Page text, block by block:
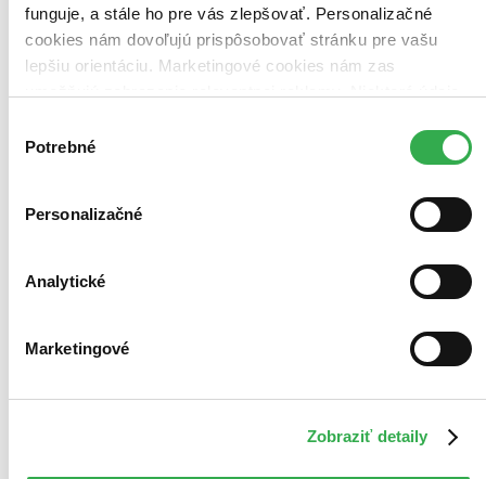
funguje, a stále ho pre vás zlepšovať. Personalizačné
cookies nám dovoľujú prispôsobovať stránku pre vašu
lepšiu orientáciu. Marketingové cookies nám zas
keby sme mohli používať všetky tieto cookies. Ďakujeme!
súhlasu
Potrebné
Personalizačné
Analytické
Marketingové
Zobraziť detaily
Zrušiť filtre